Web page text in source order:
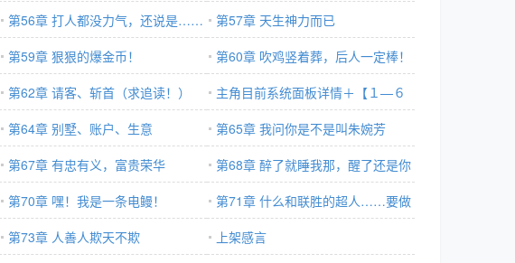
长】、【灭火大师】
第56章 打人都没力气，还说是……
第57章 天生神力而已
第59章 狠狠的爆金币！
第60章 吹鸡竖着葬，后人一定棒！
第62章 请客、斩首（求追读！）
主角目前系统面板详情＋【１—６
２】章各天赋详情。
第64章 别墅、账户、生意
第65章 我问你是不是叫朱婉芳
啊？！
第67章 有忠有义，富贵荣华
第68章 醉了就睡我那，醒了还是你
第70章 嘿！我是一条电鳗！
第71章 什么和联胜的超人……要做
港岛超人！
第73章 人善人欺天不欺
上架感言